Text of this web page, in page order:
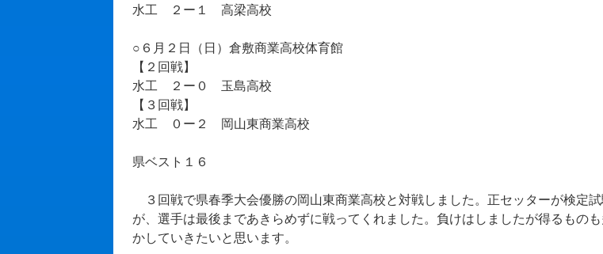
水工 ２ー１ 高梁高校
○６月２日（日）倉敷商業高校体育館
【２回戦】
水工 ２ー０ 玉島高校
【３回戦】
水工 ０ー２ 岡山東商業高校
県ベスト１６
３回戦で県春季大会優勝の岡山東商業高校と対戦しました。正セッターが検定
が、選手は最後まであきらめずに戦ってくれました。負けはしましたが得るもの
かしていきたいと思います。